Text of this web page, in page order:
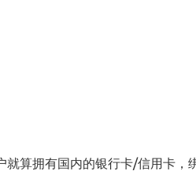
算拥有国内的银行卡/信用卡